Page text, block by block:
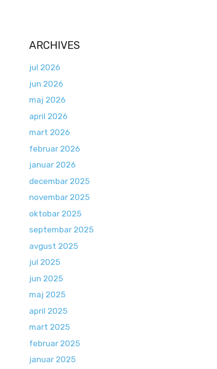
ARCHIVES
jul 2026
jun 2026
maj 2026
april 2026
mart 2026
februar 2026
januar 2026
decembar 2025
novembar 2025
oktobar 2025
septembar 2025
avgust 2025
jul 2025
jun 2025
maj 2025
april 2025
mart 2025
februar 2025
januar 2025